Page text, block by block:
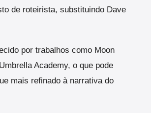
de roteirista, substituindo Dave
por trabalhos como Moon
Academy, o que pode
mais refinado à narrativa do